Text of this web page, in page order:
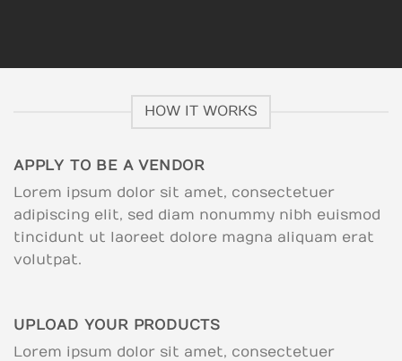
HOW IT WORKS
APPLY TO BE A VENDOR
Lorem ipsum dolor sit amet, consectetuer
adipiscing elit, sed diam nonummy nibh euismod
tincidunt ut laoreet dolore magna aliquam erat
volutpat.
UPLOAD YOUR PRODUCTS
Lorem ipsum dolor sit amet, consectetuer